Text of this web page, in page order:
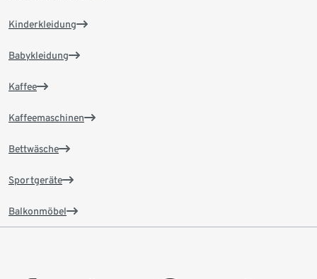
Kinderkleidung
Babykleidung
Kaffee
Kaffeemaschinen
Bettwäsche
Sportgeräte
Balkonmöbel